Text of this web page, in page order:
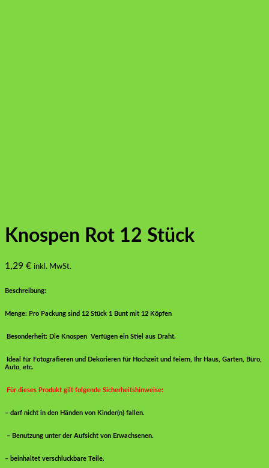
Knospen Rot 12 Stück
1,29 € inkl. MwSt.
Beschreibung:
Menge: Pro Packung sind 12 Stück 1 Bunt mit 12 Köpfen
Besonderheit: Die Knospen Verfügen ein Stiel aus Draht.
Ideal für Fotografieren und Dekorieren für Hochzeit und feiern, Ihr Haus, Garten, Büro,
Auto, etc.
Für dieses Produkt gilt folgende Sicherheitshinweise:
– darf nicht in den Händen von Kinder(n) fallen.
– Benutzung unter der Aufsicht von Erwachsenen.
– beinhaltet verschluckbare Teile.